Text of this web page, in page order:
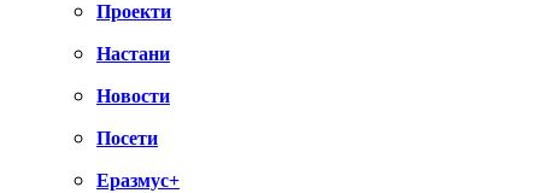
Проекти
Настани
Новости
Посети
Еразмус+